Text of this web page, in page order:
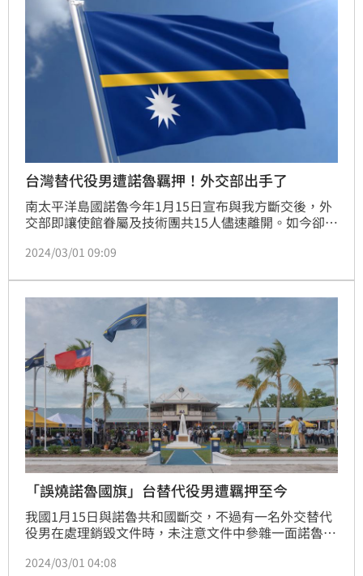
台灣替代役男遭諾魯羈押！外交部出手了
南太平洋島國諾魯今年1月15日宣布與我方斷交後，外
交部即讓使館眷屬及技術團共15人儘速離開。如今卻傳
「燒到諾魯國旗」而遭羈押至今。
2024/03/01 09:09
「誤燒諾魯國旗」台替代役男遭羈押至今
我國1月15日與諾魯共和國斷交，不過有一名外交替代
役男在處理銷毀文件時，未注意文件中參雜一面諾魯國
押，至今仍滯留諾魯無法撤離。
2024/03/01 04:08